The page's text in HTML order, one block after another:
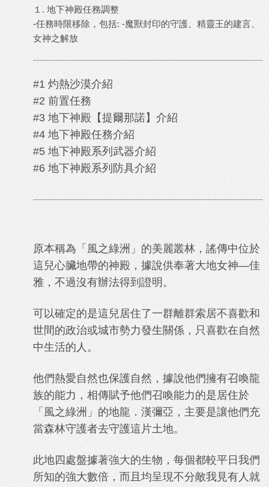
１. 地下神殿任務調整
-任務時限移除，包括: -魔獸封印的守護、精靈王的建言、
女神之解放
#1 灼熱沙漠介紹
#2 前置任務
#3 地下神殿【提爾那諾】介紹
#4 地下神殿任務介紹
#5 地下神殿系列武器介紹
#6 地下神殿系列防具介紹
原本稱為「風之綠洲」的美麗叢林，謠傳中位於
這兒心臟地帶的神殿，據說供奉著大地女神—佳
雅，不過沒有辦法得到證明。
可以確定的是這兒居住了一群離群索居不喜歡和
世間的政治或城市勢力發生關係，只喜歡在自然
中生活的人。
他們熱愛自然也保護自然，據說他們擁有召喚龍
族的能力，相傳賦予他們召喚能力的是居住於
「風之綠洲」的地龍．漢彌亞，主要是讓他們充
當森林守護者去守護這片土地。
此地四處盤據著強大的生物，每個都較平日我們
所知的強大數倍，而且均呈現不分敵我見有人就